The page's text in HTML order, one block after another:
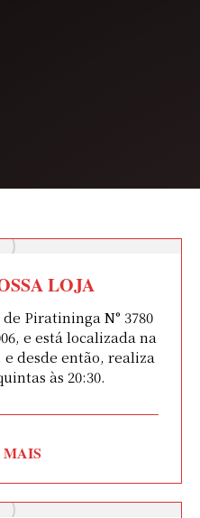
LOJA
de Piratininga N° 3780
e está localizada na
e desde então, realiza
às 20:30.